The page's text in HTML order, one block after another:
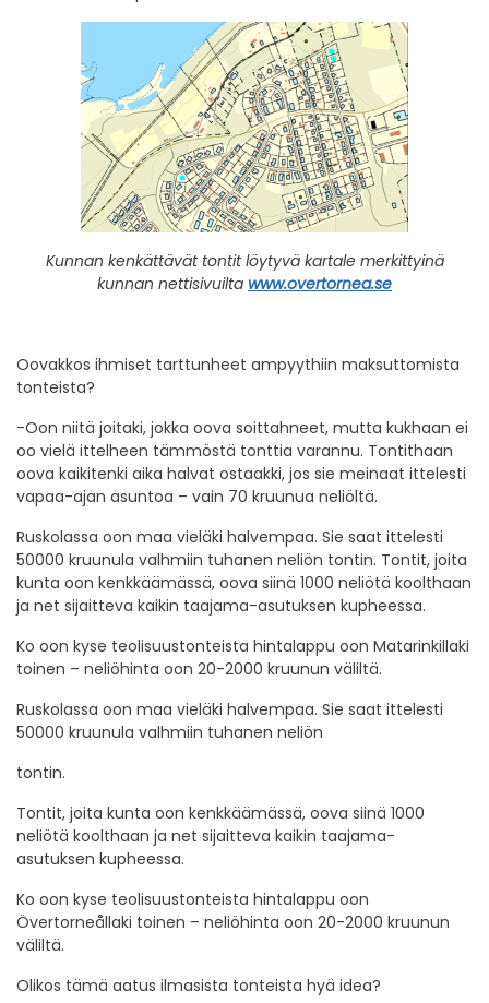
Kunnan kenkättävät tontit löytyvä kartale merkittyinä
kunnan nettisivuilta www.overtornea.se
Oovakkos ihmiset tarttunheet ampyythiin maksuttomista
tonteista?
-Oon niitä joitaki, jokka oova soittahneet, mutta kukhaan ei
oo vielä ittelheen tämmöstä tonttia varannu. Tontithaan
oova kaikitenki aika halvat ostaakki, jos sie meinaat ittelesti
vapaa-ajan asuntoa – vain 70 kruunua neliöltä.
Ruskolassa oon maa vieläki halvempaa. Sie saat ittelesti
50000 kruunula valhmiin tuhanen neliön tontin. Tontit, joita
kunta oon kenkkäämässä, oova siinä 1000 neliötä koolthaan
ja net sijaitteva kaikin taajama-asutuksen kupheessa.
Ko oon kyse teolisuustonteista hintalappu oon Matarinkillaki
toinen – neliöhinta oon 20-2000 kruunun väliltä.
Ruskolassa oon maa vieläki halvempaa. Sie saat ittelesti
50000 kruunula valhmiin tuhanen neliön
tontin.
Tontit, joita kunta oon kenkkäämässä, oova siinä 1000
neliötä koolthaan ja net sijaitteva kaikin taajama-
asutuksen kupheessa.
Ko oon kyse teolisuustonteista hintalappu oon
Övertorneållaki toinen – neliöhinta oon 20-2000 kruunun
väliltä.
Olikos tämä aatus ilmasista tonteista hyä idea?